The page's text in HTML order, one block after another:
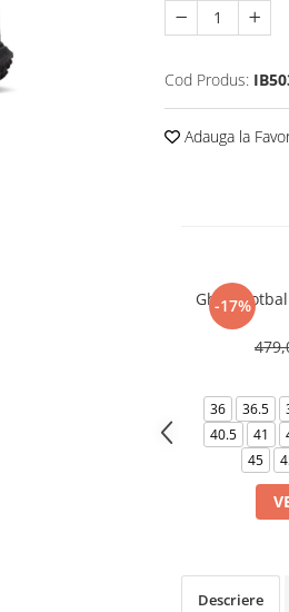
Cod Produs:
Adauga la
-17%
Ghete
36 36.5
40.5
41
45
Descriere